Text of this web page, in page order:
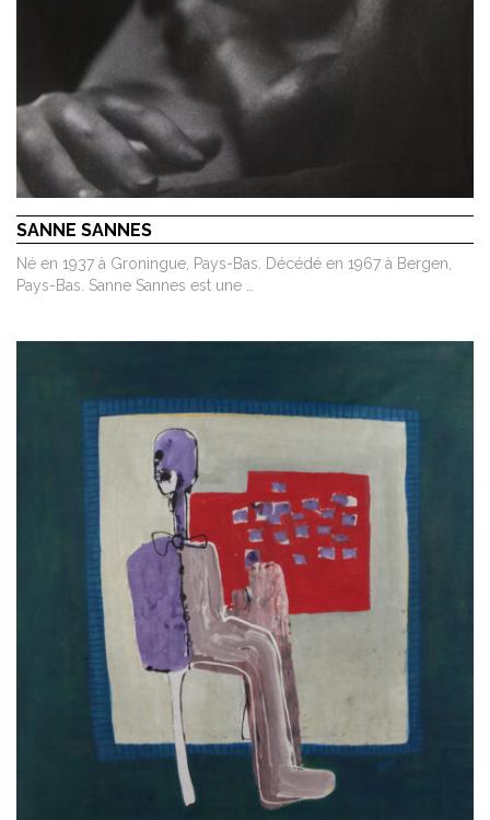
SANNE SANNES
Né en 1937 à Groningue, Pays-Bas. Décédé en 1967 à Bergen,
Pays-Bas. Sanne Sannes est une …